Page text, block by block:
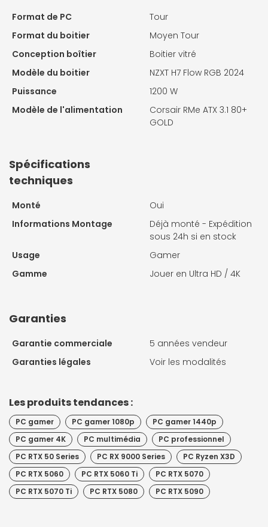
Format de PC
Tour
Format du boitier
Moyen Tour
Conception boîtier
Boitier vitré
Modèle du boitier
NZXT H7 Flow RGB 2024
Puissance
1200 W
Modèle de l'alimentation
Corsair RMe ATX 3.1 80+
GOLD
Spécifications
techniques
Monté
Oui
Informations Montage
Déjà monté - Expédition
sous 24h si en stock
Usage
Gamer
Gamme
Jouer en Ultra HD / 4K
Garanties
Garantie commerciale
5 années vendeur
Garanties légales
Voir les modalités
Les produits tendances :
PC gamer PC gamer 1080p
PC gamer 1440p
PC gamer 4K
PC multimédia
PC professionnel
PC RTX 50 Series
PC RX 9000 Series
PC Ryzen X3D
PC RTX 5060
PC RTX 5060 Ti
PC RTX 5070
PC RTX 5070 Ti
PC RTX 5080 PC RTX 5090